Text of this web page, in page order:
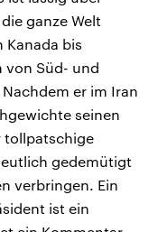
ganze Welt
Kanada bis
von Süd- und
er im Iran
seinen
tollpatschige
gedemütigt
verbringen. Ein
ist ein